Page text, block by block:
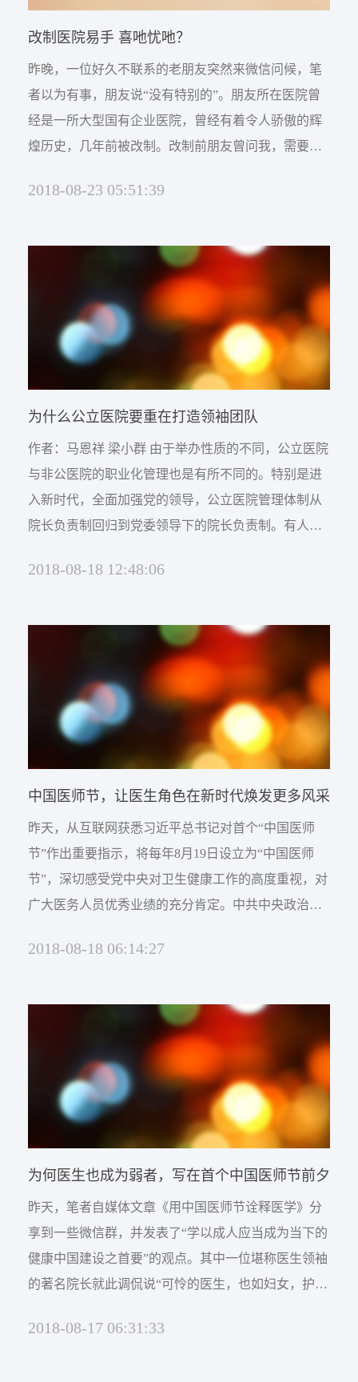
改制医院易手 喜吔忧吔？
昨晚，一位好久不联系的老朋友突然来微信问候，笔
者以为有事，朋友说“没有特别的”。朋友所在医院曾
经是一所大型国有企业医院，曾经有着令人骄傲的辉
煌历史，几年前被改制。改制前朋友曾问我，需要找
那些玩资本题材的机构，因为这样的公司来收购医
增值的题材，一旦实现资本增殖，不论医院发展好与
不好，都会最终出手。 笔者在出版的...
2018-08-23 05:51:39
为什么公立医院要重在打造领袖团队
作者：马恩祥 梁小群 由于举办性质的不同，公立医院
与非公医院的职业化管理也是有所不同的。特别是进
入新时代，全面加强党的领导，公立医院管理体制从
院长负责制回归到党委领导下的院长负责制。有人
权力，笔者并不这么看。实行院长负责制是精英治理
的院长负责制，则是民主管理思维，强调发挥领袖团
队管理医院的作用。院长负责制的机制是重在打造
2018-08-18 12:48:06
中国医师节，让医生角色在新时代焕发更多风采
昨天，从互联网获悉习近平总书记对首个“中国医师
节”作出重要指示，将每年8月19日设立为“中国医师
节”，深切感受党中央对卫生健康工作的高度重视，对
广大医务人员优秀业绩的充分肯定。中共中央政治局
达了习总书记对全国卫生健康工作者的节日祝贺和亲
习总书记指示的坚定执行。设立中国医师节、党和国
2018-08-18 06:14:27
为何医生也成为弱者，写在首个中国医师节前夕
昨天，笔者自媒体文章《用中国医师节诠释医学》分
享到一些微信群，并发表了“学以成人应当成为当下的
健康中国建设之首要”的观点。其中一位堪称医生领袖
的著名院长就此调侃说“可怜的医生，也如妇女，护士
曾几何时，医生的职业是何等的令人向往与敬佩，然
2018-08-17 06:31:33